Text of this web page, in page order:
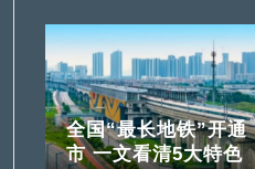
全国“最长地铁”开通
市 一文看清5大特色